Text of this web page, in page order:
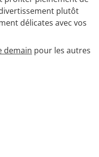
plutôt
délicates avec vos
demain pour les autres